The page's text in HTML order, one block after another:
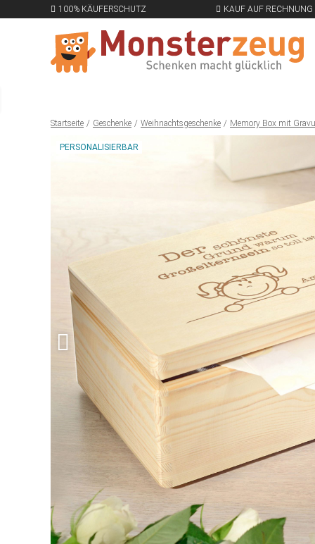
100% KÄUFERSCHUTZ KAUF AUF RECHNUNG
Startseite Geschenke Weihnachtsgeschenke Memory Box mit
PERSONALISIERBAR